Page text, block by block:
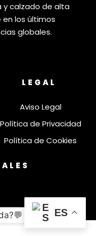
calzado de alta
los últimos
globales.
LEGAL
Aviso Legal
Política de Privacidad
Política de Cookies
ES